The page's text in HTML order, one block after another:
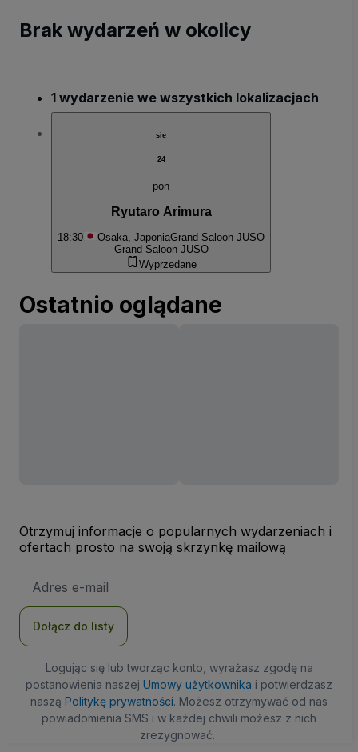
Brak wydarzeń w okolicy
1 wydarzenie we wszystkich lokalizacjach
sie
24
pon
Ryutaro Arimura
18:30 Osaka, JaponiaGrand Saloon JUSO
Grand Saloon JUSO
Wyprzedane
Ostatnio oglądane
Otrzymuj informacje o popularnych wydarzeniach i
ofertach prosto na swoją skrzynkę mailową
e-
Dołącz do listy
Logując się lub tworząc konto, wyrażasz zgodę na
postanowienia naszej Umowy użytkownika i potwierdzasz
naszą Politykę prywatności. Możesz otrzymywać od nas
powiadomienia SMS i w każdej chwili możesz z nich
zrezygnować.